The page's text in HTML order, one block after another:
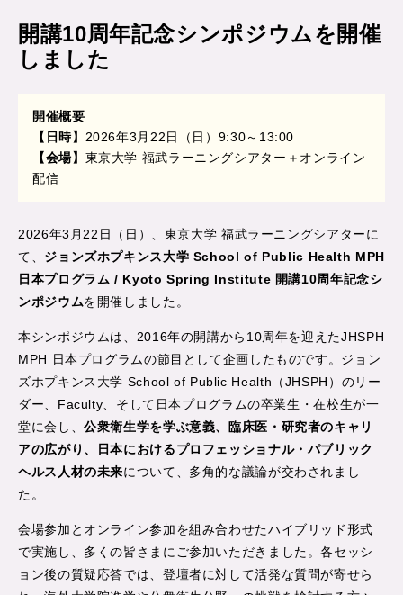
開講10周年記念シンポジウムを開催
しました
開催概要
【日時】 2026年3月22日（日）9:30～13:00
【会場】 東京大学 福武ラーニングシアター＋オンライン
配信
2026年3月22日（日）、東京大学 福武ラーニングシアターに
て、 ジョンズホプキンス大学 School of Public Health MPH
日本プログラム / Kyoto Spring Institute 開講10周年記念シ
ンポジウムを開催しました。
本シンポジウムは、2016年の開講から10周年を迎えたJHSPH
MPH 日本プログラムの節目として企画したものです。ジョン
ズホプキンス大学 School of Public Health（JHSPH）のリー
ダー、Faculty、そして日本プログラムの卒業生・在校生が一
堂に会し、公衆衛生学を学ぶ意義、臨床医・研究者のキャリ
アの広がり、日本におけるプロフェッショナル・パブリック
ヘルス人材の未来について、多角的な議論が交わされまし
た。
会場参加とオンライン参加を組み合わせたハイブリッド形式
で実施し、多くの皆さまにご参加いただきました。各セッシ
ョン後の質疑応答では、登壇者に対して活発な質問が寄せら